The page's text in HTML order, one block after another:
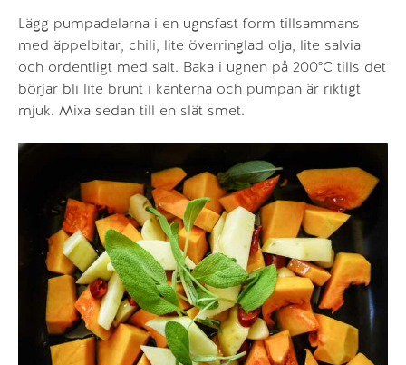
Lägg pumpadelarna i en ugnsfast form tillsammans
med äppelbitar, chili, lite överringlad olja, lite salvia
och ordentligt med salt. Baka i ugnen på 200°C tills det
börjar bli lite brunt i kanterna och pumpan är riktigt
mjuk. Mixa sedan till en slät smet.